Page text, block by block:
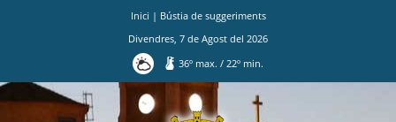
Inici | Bústia de suggeriments
Divendres 7 de Agost del 2026
36º max./ 22º min.